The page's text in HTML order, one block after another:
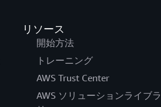
リソース
開始方法
トレーニング
AWS Trust Center
AWS ソリューションライブラ